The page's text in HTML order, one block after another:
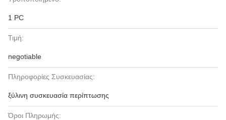
1 PC
Τιμή:
negotiable
Πληροφορίες Συσκευασίας:
ξύλινη συσκευασία περίπτωσης
Όροι Πληρωμής: